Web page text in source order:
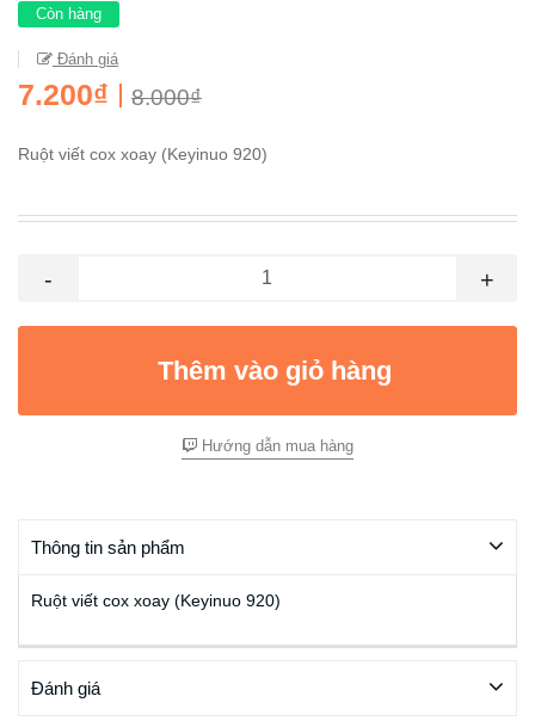
Còn hàng
Đánh giá
7.200₫ 8.000₫
Ruột viết cox xoay (Keyinuo 920)
- +
Thêm vào giỏ hàng
Hướng dẫn mua hàng
Thông tin sản phẩm
Ruột viết cox xoay (Keyinuo 920)
Đánh giá